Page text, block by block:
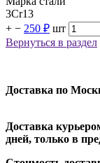
3Cr13
+ − 250 ₽ шт
Вернуться в раздел
Доставка по
Доставка
дней, только в